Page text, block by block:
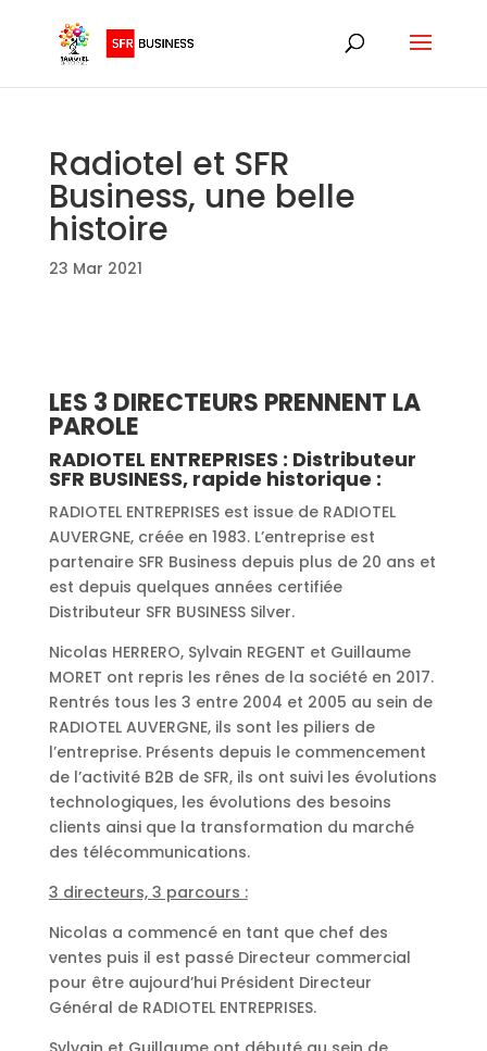
Radiotel et SFR
Business, une belle
histoire
23 Mar 2021
LES 3 DIRECTEURS PRENNENT LA
PAROLE
RADIOTEL ENTREPRISES : Distributeur
SFR BUSINESS, rapide historique :
RADIOTEL ENTREPRISES est issue de RADIOTEL
AUVERGNE, créée en 1983. L’entreprise est
partenaire SFR Business depuis plus de 20 ans et
est depuis quelques années certifiée
Distributeur SFR BUSINESS Silver.
Nicolas HERRERO, Sylvain REGENT et Guillaume
MORET ont repris les rênes de la société en 2017.
Rentrés tous les 3 entre 2004 et 2005 au sein de
RADIOTEL AUVERGNE, ils sont les piliers de
l’entreprise. Présents depuis le commencement
de l’activité B2B de SFR, ils ont suivi les évolutions
technologiques, les évolutions des besoins
clients ainsi que la transformation du marché
des télécommunications.
3 directeurs, 3 parcours :
Nicolas a commencé en tant que chef des
ventes puis il est passé Directeur commercial
pour être aujourd’hui Président Directeur
Général de RADIOTEL ENTREPRISES.